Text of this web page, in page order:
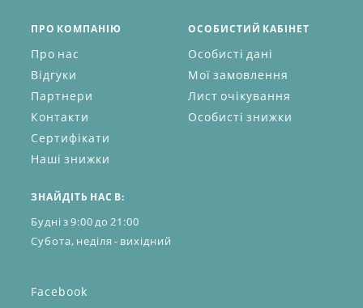
ПРО КОМПАНІЮ
Про нас
Відгуки
Партнери
Контакти
Сертифікати
Наші знижки
ОСОБИСТИЙ КАБІНЕТ
Особисті дані
Мої замовлення
Лист очікування
Особисті знижки
ЗНАЙДІТЬ НАС В:
Будні з 9:00 до 21:00
Субота, неділя - вихідний
Facebook